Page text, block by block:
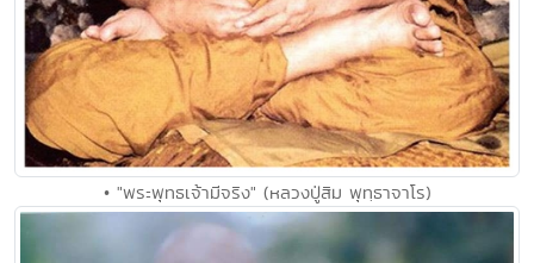
• "พระพุทธเจ้ามีจริง" (หลวงปู่สิม พุทฺธาจาโร)